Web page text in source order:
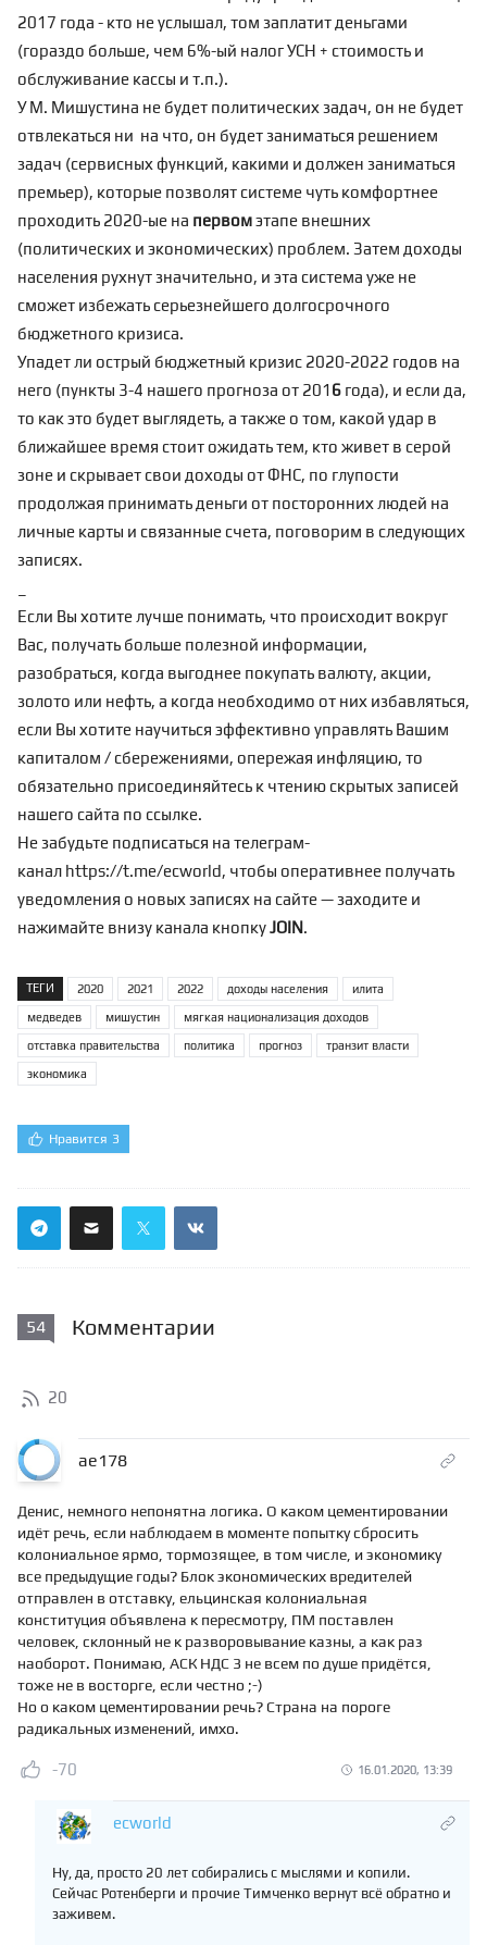
2017 года - кто не услышал, том заплатит деньгами
(гораздо больше, чем 6%-ый налог УСН + стоимость и
обслуживание кассы и т.п.).
У М. Мишустина не будет политических задач, он не будет
отвлекаться ни на что, он будет заниматься решением
задач (сервисных функций, какими и должен заниматься
премьер), которые позволят системе чуть комфортнее
проходить 2020-ые на первомэтапе внешних
(политических и экономических) проблем. Затем доходы
населения рухнут значительно, и эта система уже не
сможет избежать серьезнейшего долгосрочного
бюджетного кризиса.
Упадет ли острый бюджетный кризис 2020-2022 годов на
него (пункты 3-4 нашего прогноза от 201 6 года), и если да,
то как это будет выглядеть, а также о том, какой удар в
ближайшее время стоит ожидать тем, кто живет в серой
зоне и скрывает свои доходы от ФНС, по глупости
продолжая принимать деньги от посторонних людей на
личные карты и связанные счета, поговорим в следующих
записях.
Если Вы хотите лучше понимать, что происходит вокруг
Вас, получать больше полезной информации,
разобраться, когда выгоднее покупать валюту, акции,
золото или нефть, а когда необходимо от них избавляться,
если Вы хотите научиться эффективно управлять Вашим
капиталом / сбережениями, опережая инфляцию, то
обязательно присоединяйтесь к чтению скрытых записей
нашего сайта по ссылке.
Не забудьте подписаться на телеграм-
канал https://t.me/ecworld, чтобы оперативнее получать
уведомления о новых записях на сайте — заходите и
нажимайте внизу канала кнопкуJOIN.
ТЕГИ 2020 2021 2022 доходы населения илита
медведев мишустин мягкая национализация доходов
отставка правительства политика прогноз транзит власти
экономика
Нравится 3
54 Комментарии
20
ae178
Денис, немного непонятна логика. О каком цементировании
идёт речь, если наблюдаем в моменте попытку сбросить
колониальное ярмо, тормозящее, в том числе, и экономику
все предыдущие годы? Блок экономических вредителей
отправлен в отставку, ельцинская колониальная
конституция объявлена к пересмотру, ПМ поставлен
человек, склонный не к разворовывание казны, а как раз
наоборот. Понимаю, АСК НДС 3 не всем по душе придётся,
тоже не в восторге, если честно ;-)
Но о каком цементировании речь? Страна на пороге
радикальных изменений, имхо.
-70 16.01.2020, 13:39
ecworld
Ну, да, просто 20 лет собирались с мыслями и копили.
Сейчас Ротенберги и прочие Тимченко вернут всё обратно и
заживем.